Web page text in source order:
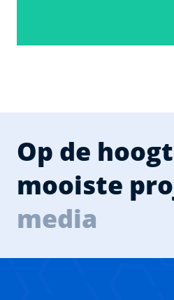
Op de
mooiste
media